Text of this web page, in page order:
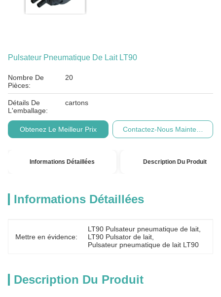
Pulsateur Pneumatique De Lait LT90
Nombre De
Pièces:
20
Détails De
L'emballage:
cartons
Obtenez Le Meilleur Prix Contactez-Nous Maintenant
Informations Détaillées Description Du Produit
Informations Détaillées
Mettre en évidence:
LT90 Pulsateur pneumatique de lait
LT90 Pulsator de lait
Pulsateur pneumatique de lait LT90
Description Du Produit